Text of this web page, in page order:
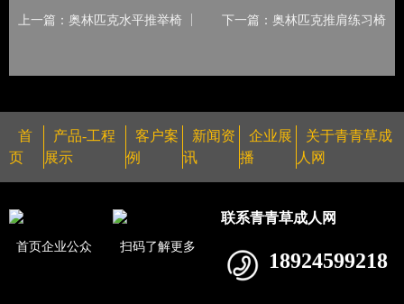
上一篇：奥林匹克水平推举椅 下一篇：奥林匹克推肩练习椅
首
页
产品-工程
展示
客户案
例
新闻资
讯
企业展
播
关于青青草成
人网
首页企业公众 扫码了解更多
联系青青草成人网
18924599218